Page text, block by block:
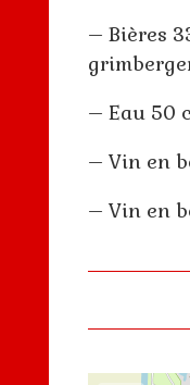
– Bières
– Eau 50
– Vin en
– Vin en